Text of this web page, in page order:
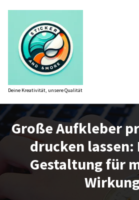
springen
Deine Kreativität, unsere Qualität
Große Aufkleber
drucken
Gestaltung für